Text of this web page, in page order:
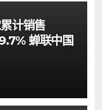
计销售
蝉联中国